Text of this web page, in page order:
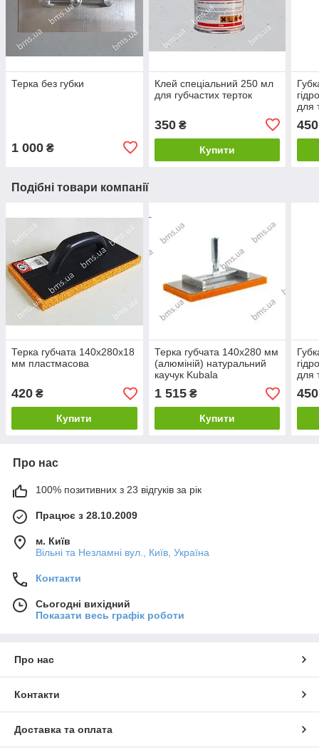
Терка без губки
1 000 ₴
Клей спеціальний 250 мл
для губчастих терток
350₴
Купити
для
450
Подібні товари компанії
Терка губчата 140х280х18
мм пластмасова
420 ₴
Купити
Терка губчата 140х280 мм
(алюміній) натуральний
каучук Kubala
1 515₴
Купити
для
450
Про нас
100% позитивних з 23 відгуків за рік
Працює з 28.10.2009
м. Київ
Вільні та Незламні вул., Київ, Україна
Контакти
Сьогодні вихідний
Показати весь графік роботи
Про нас
Контакти
Доставка та оплата